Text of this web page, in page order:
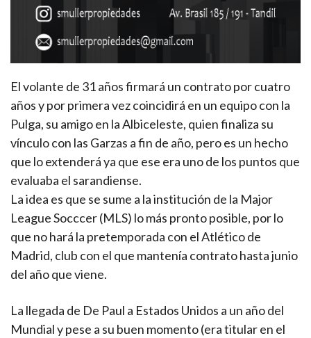
El volante de 31 años firmará un contrato por cuatro
años y por primera vez coincidirá en un equipo con la
Pulga, su amigo en la Albiceleste, quien finaliza su
vínculo con las Garzas a fin de año, pero es un hecho
que lo extenderá ya que ese era uno de los puntos que
evaluaba el sarandiense.
La idea es que se sume a la institución de la Major
League Socccer (MLS) lo más pronto posible, por lo
que no hará la pretemporada con el Atlético de
Madrid, club con el que mantenía contrato hasta junio
del año que viene.
La llegada de De Paul a Estados Unidos a un año del
Mundial y pese a su buen momento (era titular en el